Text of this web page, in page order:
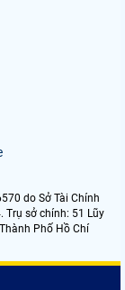
do Sở Tài Chính
Trụ sở chính: 51 Lũy
Phố Hồ Chí